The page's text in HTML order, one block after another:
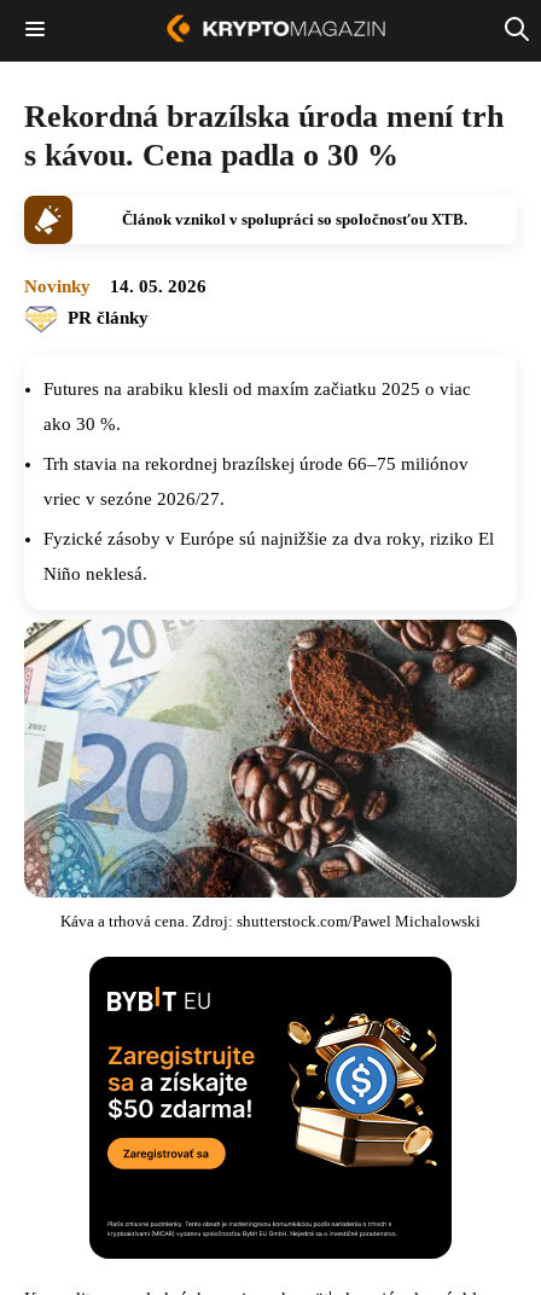
Rekordná brazílska úroda mení trh
s kávou. Cena padla o 30 %
Článok vznikol v spolupráci so spoločnosťou XTB.
Novinky
14. 05. 2026
PR články
Futures na arabiku klesli od maxím začiatku 2025 o viac
ako 30 %.
Trh stavia na rekordnej brazílskej úrode 66–75 miliónov
vriec v sezóne 2026/27.
Fyzické zásoby v Európe sú najnižšie za dva roky, riziko El
Niño neklesá.
Káva a trhová cena. Zdroj: shutterstock.com/Pawel Michalowski